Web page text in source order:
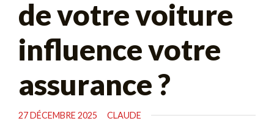
de votre voiture
influence votre
assurance ?
27 DÉCEMBRE 2025 CLAUDE